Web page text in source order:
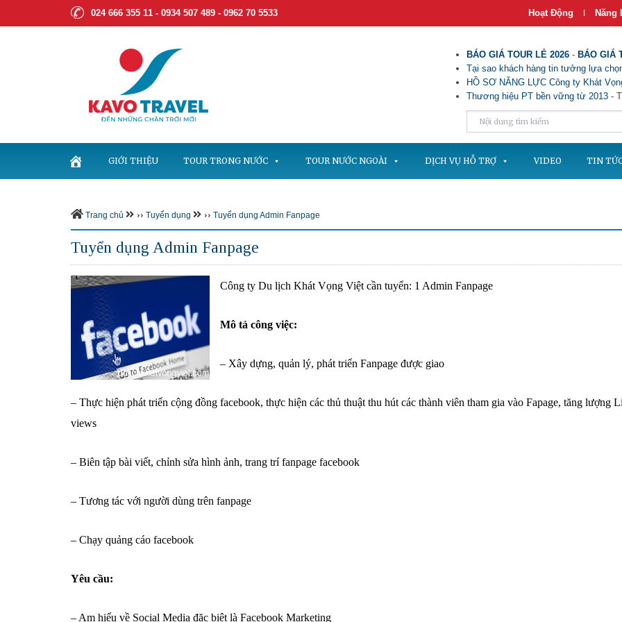
024 666 355 11 - 0934 507 489 - 0962 70 5533 Hoạt Động | Năng
BÁO GIÁ TOUR LẺ 2026 - BÁO GIÁ
Tại sao khách hàng tin tưởng lựa
HỒ SƠ NĂNG LỰC Công ty Khát
Thương hiệu PT bền vững từ 2013 -
GIỚI THIỆU TOUR TRONG NƯỚC TOUR NƯỚC NGOÀI DỊCH VỤ HỖ TRỢ VIDEO TIN
Trang chủ ›› Tuyển dụng ›› Tuyển dụng Admin Fanpage
Tuyển dụng Admin Fanpage
Công ty Du lịch Khát Vọng Việt cần tuyển: 1 Admin Fanpage
Mô tả công việc:
– Xây dựng, quản lý, phát triển Fanpage được giao
– Thực hiện phát triển cộng đồng facebook, thực hiện các thủ thuật thu hút các thành viên tham gia vào Fapage, tăng lượng
views
– Biên tập bài viết, chỉnh sửa hình ảnh, trang trí fanpage facebook
– Tương tác với người dùng trên fanpage
– Chạy quảng cáo facebook
Yêu cầu:
– Am hiểu về Social Media đặc biệt là Facebook Marketing